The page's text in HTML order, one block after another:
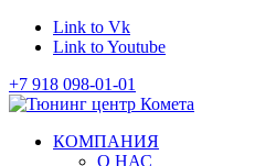
Link to Vk
Link to Youtube
+7 918 098-01-01
КОМПАНИЯ
О НАС